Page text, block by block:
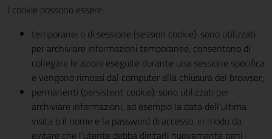
I cookie possono essere:
temporanei o di sessione (session cookie): sono utilizzati
per archiviare informazioni temporanee, consentono di
collegare le azioni eseguite durante una sessione specifica
e vengono rimossi dal computer alla chiusura del browser;
permanenti (persistent cookie): sono utilizzati per
archiviare informazioni, ad esempio la data dell'ultima
visita o il nome e la password di accesso, in modo da
evitare che l'utente debba digitarli nuovamente ogni